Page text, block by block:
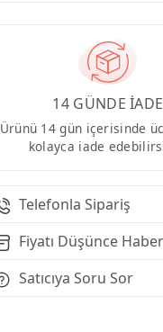
14 GÜNDE İADE
Ürünü 14 gün içerisinde
kolayca iade
Telefonla Sipariş
Fiyatı Düşünce
Satıcıya Soru Sor